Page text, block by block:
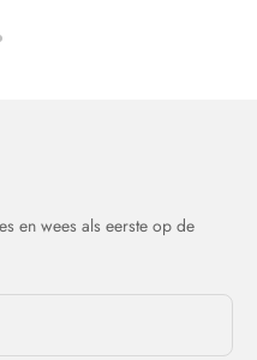
en wees als eerste op de